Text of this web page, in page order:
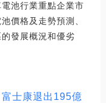
池行業重點企業市
價格及走勢預測、
發展概況和優劣
富士康退出195億